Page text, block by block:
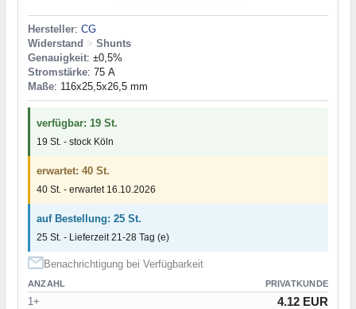
Hersteller: CG
Widerstand > Shunts
Genauigkeit: ±0,5%
Stromstärke: 75 А
Maße: 116x25,5x26,5 mm
verfügbar: 19 St.
19 St. - stock Köln
erwartet: 40 St.
40 St. - erwartet 16.10.2026
auf Bestellung: 25 St.
25 St. - Lieferzeit 21-28 Tag (e)
Benachrichtigung bei Verfügbarkeit
ANZAHL PRIVATKUNDE
1+ 4.12 EUR